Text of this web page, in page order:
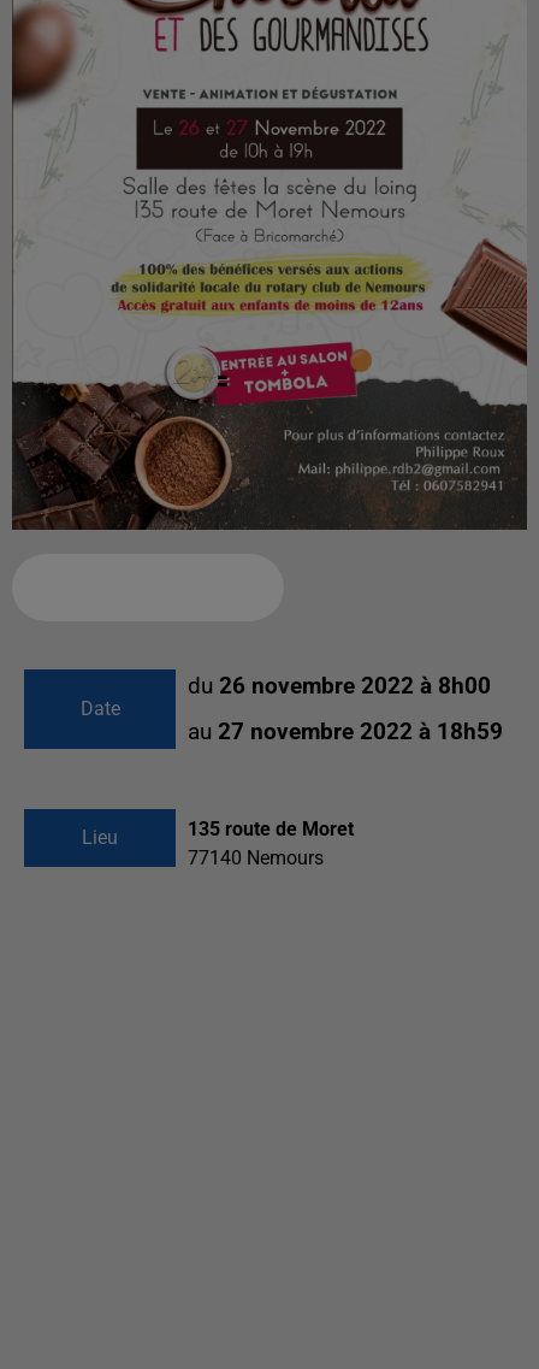
Date
du 26 novembre 2022 à 8h00
au 27 novembre 2022 à 18h59
Lieu
135 route de Moret
77140 Nemours